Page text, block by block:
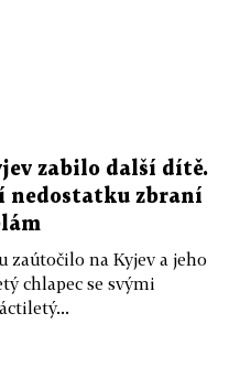
zabilo další dítě.
nedostatku zbraní
zaútočilo na Kyjev a jeho
chlapec se svými